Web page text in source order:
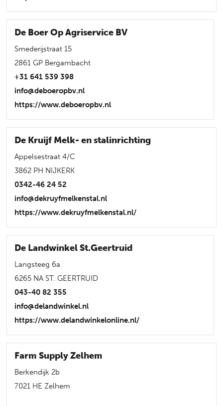
De Boer Op Agriservice BV
Smederijstraat 15
2861 GP Bergambacht
+31 641 539 398
info@deboeropbv.nl
https://www.deboeropbv.nl
De Kruijf Melk- en stalinrichting
Appelsestraat 4/C
3862 PH NIJKERK
0342-46 24 52
info@dekruyfmelkenstal.nl
https://www.dekruyfmelkenstal.nl/
De Landwinkel St.Geertruid
Langsteeg 6a
6265 NA ST. GEERTRUID
043-40 82 355
info@delandwinkel.nl
https://www.delandwinkelonline.nl/
Farm Supply Zelhem
Berkendijk 2b
7021 HE Zelhem